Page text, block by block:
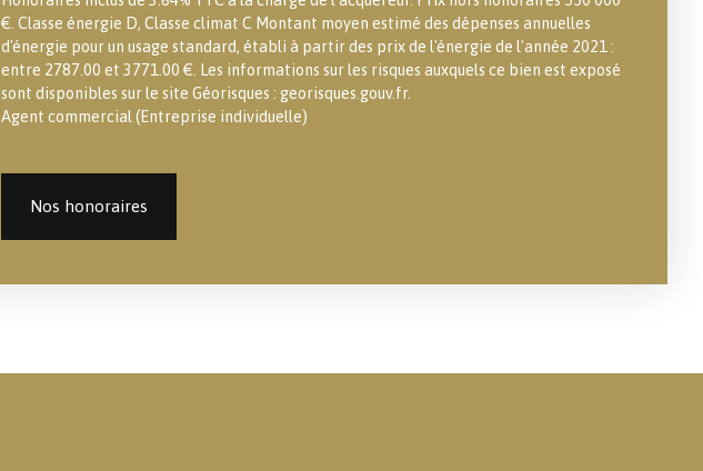
€. Classe énergie D, Classe climat C Montant moyen estimé des dépenses annuelles
d'énergie pour un usage standard, établi à partir des prix de l'énergie de l'année 2021 :
entre 2787.00 et 3771.00 €. Les informations sur les risques auxquels ce bien est exposé
sont disponibles sur le site Géorisques : georisques.gouv.fr.
Agent commercial (Entreprise individuelle)
Nos honoraires